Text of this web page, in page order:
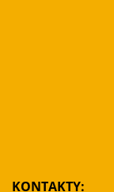
KONTAKTY: